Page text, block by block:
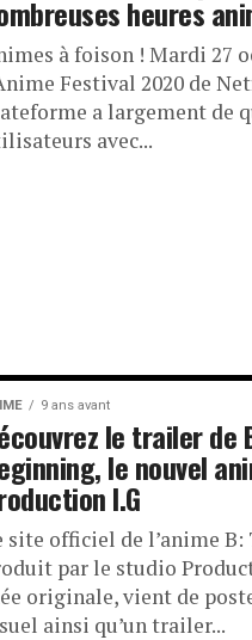
heures
à foison ! Mardi 27
Festival 2020 de
a largement de
avec...
9 ans avant
le trailer de
le nouvel
I.G
site officiel de l’anime
par le studio
originale, vient de
ainsi qu’un trailer...